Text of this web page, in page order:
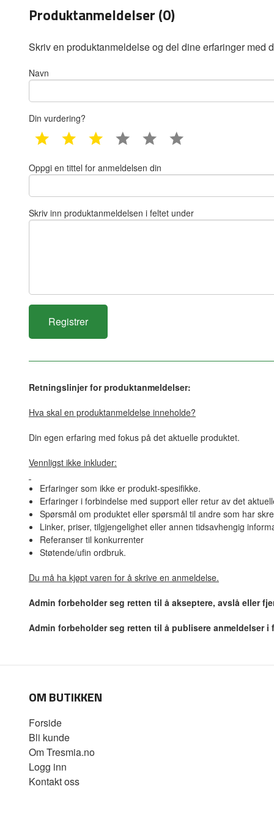
Produktanmeldelser (0)
Skriv en produktanmeldelse og del dine erfaringer med
Navn
Din vurdering?
1 star 2 star 3 star 4 star 5 star
Oppgi en tittel for anmeldelsen din
Skriv inn produktanmeldelsen i feltet under
Retningslinjer for produktanmeldelser:
Hva skal en produktanmeldelse inneholde?
Din egen erfaring med fokus på det aktuelle produktet.
Vennligst ikke inkluder:
Erfaringer som ikke er produkt-spesifikke.
Erfaringer i forbindelse med support eller retur av det
Spørsmål om produktet eller spørsmål til andre som har
Linker, priser, tilgjengelighet eller annen tidsavhengig
Referanser til konkurrenter
Støtende/ufin ordbruk.
Du må ha kjøpt varen for å skrive en anmeldelse.
Admin forbeholder seg retten til å akseptere, avslå eller
Admin forbeholder seg retten til å publisere anmeldelser i
OM BUTIKKEN
Forside
Bli kunde
Om Tresmia.no
Logg inn
Kontakt oss